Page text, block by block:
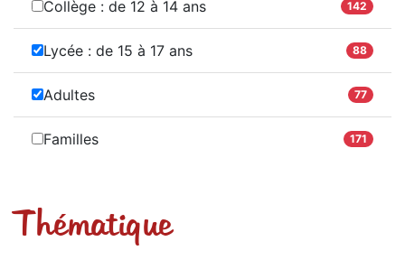
Collège : de 12 à 14 ans 142
Lycée : de 15 à 17 ans 88
Adultes 77
Familles 171
Thématique